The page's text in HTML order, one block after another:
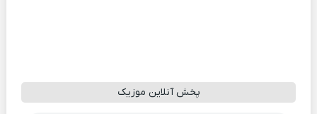
پخش آنلاین موزیک